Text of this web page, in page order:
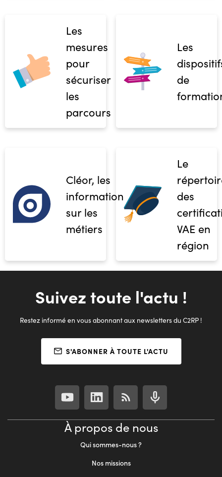
Les
mesures
pour
sécuriser
les
parcours
Les
de
Cléor, les
informations
sur les
métiers
Le
des
VAE en
région
Suivez toute l'actu !
Restez informé en vous abonnant aux newsletters du C2RP !
S'ABONNER À TOUTE L'ACTU
À propos de nous
Qui sommes-nous ?
Nos missions